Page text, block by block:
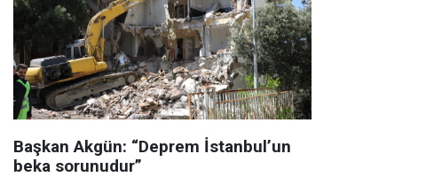
Başkan Akgün: “Deprem İstanbul’un
beka sorunudur”